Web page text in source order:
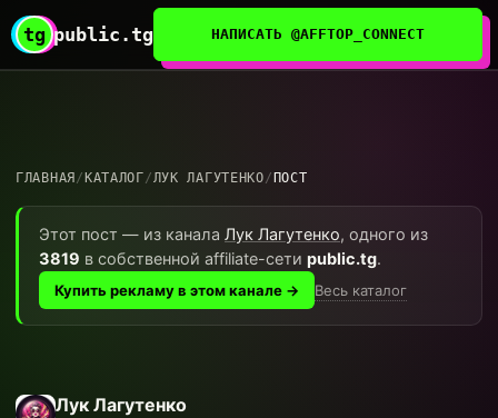
tg public.tg НАПИСАТЬ @AFFTOP_CONNECT
ГЛАВНАЯ / КАТАЛОГ/ЛУК ЛАГУТЕНКО/ ПОСТ
Этот пост — из канала Лук Лагутенко, одного из
3819 в собственной affiliate-сети public.tg.
Купить рекламу в этом канале → Весь каталог
Лук Лагутенко